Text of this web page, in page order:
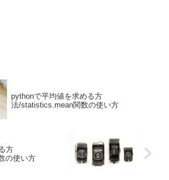
pythonで平均値を求める方
法/statistics.mean関数の使い方
方
の使い方